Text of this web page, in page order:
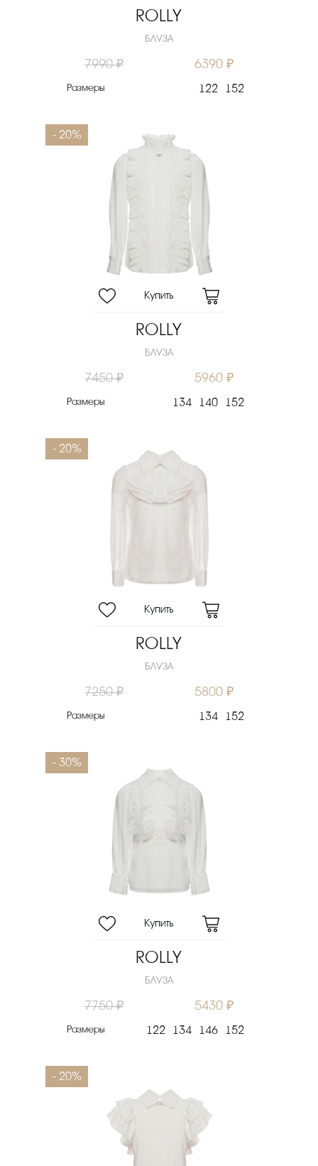
ROLLY
БЛУЗА
7990 ₽ 6390 ₽
Размеры 122 152
- 20%
ROLLY
БЛУЗА
7450 ₽ 5960 ₽
Размеры 134 140 152
- 20%
ROLLY
БЛУЗА
7250 ₽ 5800 ₽
Размеры 134 152
- 30%
ROLLY
БЛУЗА
7750 ₽ 5430 ₽
Размеры 122 134 146 152
- 20%